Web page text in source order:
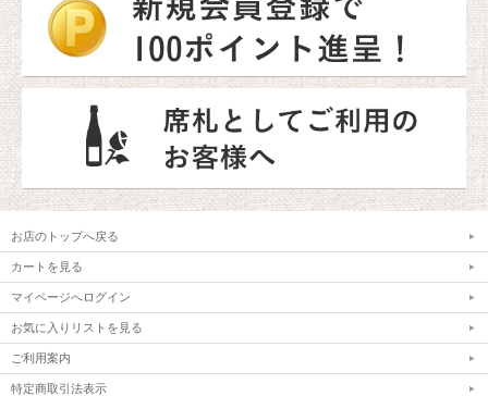
お店のトップへ戻る
カートを見る
マイページへログイン
お気に入りリストを見る
ご利用案内
特定商取引法表示